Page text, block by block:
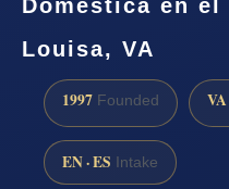
Doméstica en el
Louisa, VA
1997 Founded VA
EN · ES Intake